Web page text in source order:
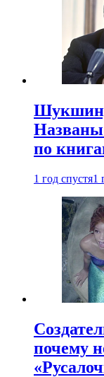
Шукшин,
по
1 год спустя1
почему